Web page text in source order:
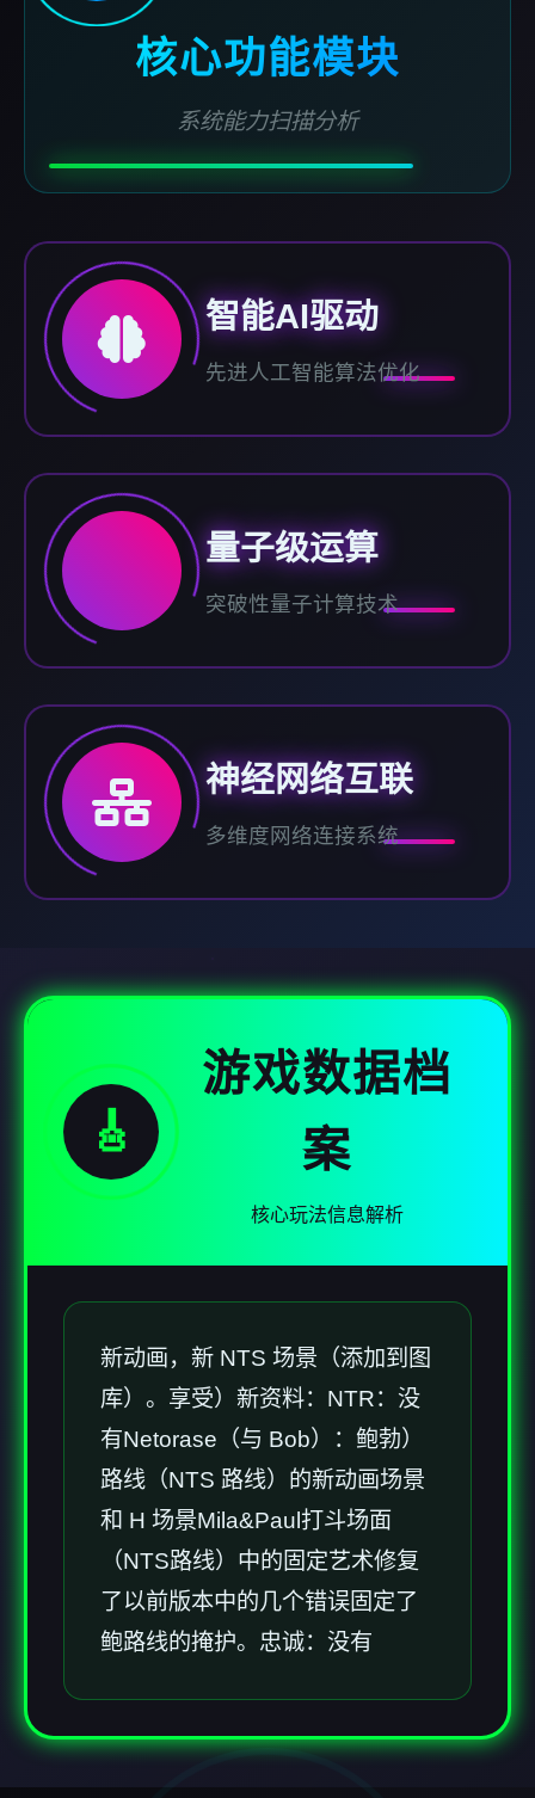
核心功能模块
系统能力扫描分析
智能AI驱动
先进人工智能算法优化
量子级运算
突破性量子计算技术
神经网络互联
多维度网络连接系统
🎸
游戏数据档
案
核心玩法信息解析
新动画，新 NTS 场景（添加到图
库）。享受）新资料：NTR：没
有Netorase（与 Bob）：鲍勃）
路线（NTS 路线）的新动画场景
和 H 场景Mila&Paul打斗场面
（NTS路线）中的固定艺术修复
了以前版本中的几个错误固定了
鲍路线的掩护。忠诚：没有